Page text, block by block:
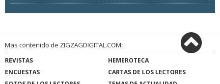
Mas contenido de ZIGZAGDIGITAL.COM:
REVISTAS
HEMEROTECA
ENCUESTAS
CARTAS DE LOS LECTORES